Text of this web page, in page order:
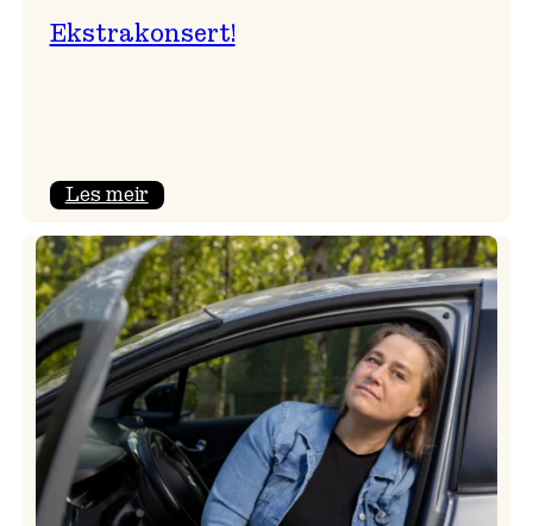
Ekstrakonsert!
Les meir: